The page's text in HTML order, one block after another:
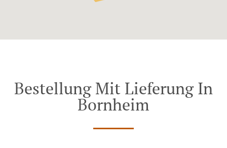
Bestellung Mit Lieferung In
Bornheim